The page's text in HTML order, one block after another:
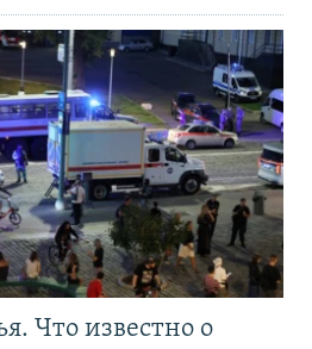
Что известно о